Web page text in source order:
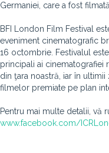
Germaniei, care a fost
BFI London Film Festival
eveniment cinematografic
16 octombrie. Festivalul
principali ai
din ţara noastră, iar în
filmelor premiate pe
Pentru mai multe detalii, vă
www.facebook.com/